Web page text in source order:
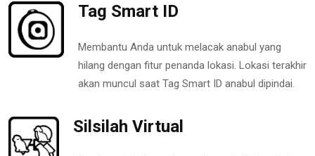
Tag Smart ID
Membantu Anda untuk melacak anabul yang
hilang dengan fitur penanda lokasi. Lokasi terakhir
akan muncul saat Tag Smart ID anabul dipindai.
Silsilah Virtual